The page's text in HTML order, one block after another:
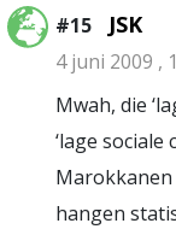
#15 JSK
4 juni 2009 ,
Mwah, die
‘lage
Marokkanen
hangen